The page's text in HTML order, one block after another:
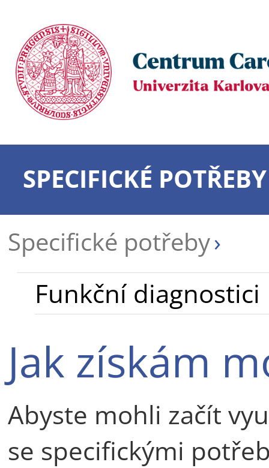
SPECIFICKÉ POTŘEBY
Specifické potřeby
Funkční diagnostici
Jak získám
Abyste mohli začít
se specifickými